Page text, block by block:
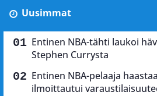
Uusimmat
Entinen NBA-tähti laukoi
Stephen Currysta
Entinen NBA-pelaaja
ilmoittautui